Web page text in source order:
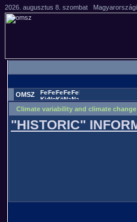
OMSZ
Climate variability and climate change
"HISTORIC"